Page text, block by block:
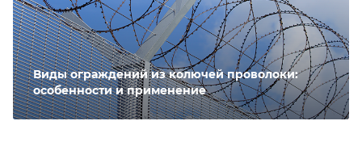
Виды ограждений из колючей проволоки:
особенности и применение